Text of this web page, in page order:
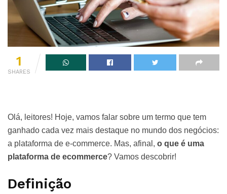
1
SHARES
Olá, leitores! Hoje, vamos falar sobre um termo que tem
ganhado cada vez mais destaque no mundo dos negócios:
a plataforma de e-commerce. Mas, afinal, o que é uma
plataforma de ecommerce? Vamos descobrir!
Definição